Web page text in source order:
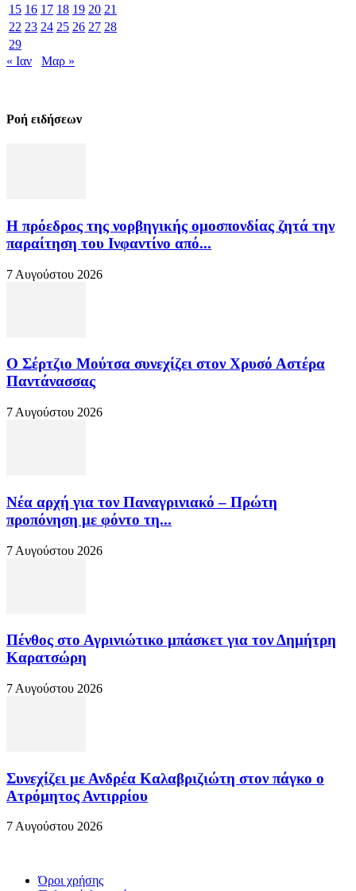
15 16 17 18 19 20 21
22 23 24 25 26 27 28
29
« Ιαν
Μαρ »
Ροή ειδήσεων
Η πρόεδρος της νορβηγικής ομοσπονδίας ζητά την
παραίτηση του Ινφαντίνο από...
7 Αυγούστου 2026
Ο Σέρτζιο Μούτσα συνεχίζει στον Χρυσό Αστέρα
Παντάνασσας
7 Αυγούστου 2026
Νέα αρχή για τον Παναγρινιακό – Πρώτη
προπόνηση με φόντο τη...
7 Αυγούστου 2026
Πένθος στο Αγρινιώτικο μπάσκετ για τον Δημήτρη
Καρατσώρη
7 Αυγούστου 2026
Συνεχίζει με Ανδρέα Καλαβριζιώτη στον πάγκο ο
Ατρόμητος Αντιρρίου
7 Αυγούστου 2026
Όροι χρήσης